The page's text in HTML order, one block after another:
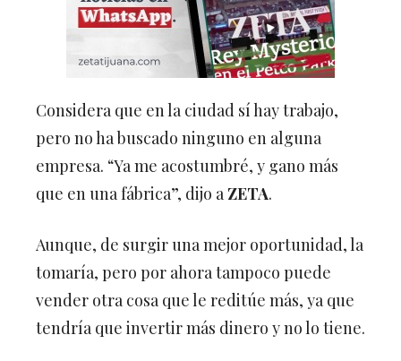
Considera que en la ciudad sí hay trabajo,
pero no ha buscado ninguno en alguna
empresa. “Ya me acostumbré, y gano más
que en una fábrica”, dijo a ZETA.
Aunque, de surgir una mejor oportunidad, la
tomaría, pero por ahora tampoco puede
vender otra cosa que le reditúe más, ya que
tendría que invertir más dinero y no lo tiene.